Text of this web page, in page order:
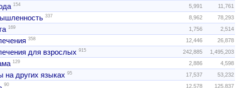
154 5,991 11,761
337 8,962 78,293
169 1,756 2,514
358 12,446 26,878
для взрослых 915 242,885 1,495,203
129 2,886 4,598
на других языках 95 17,537 53,232
90 12,578 125,837